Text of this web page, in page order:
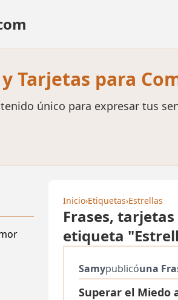
y Tarjetas para
único para expresar tus
Inicio›Etiquetas›Estrellas
Frases,
etiqueta
Samypublicóuna
Superar el Miedo